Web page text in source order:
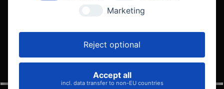
VELOCITY AUTOMOTIVE
Marketing
Reject optional
Accept all
incl. data transfer to non-EU countries